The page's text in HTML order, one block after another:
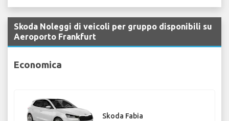
Skoda Noleggi di veicoli per gruppo disponibili su
Aeroporto Frankfurt
Economica
Skoda Fabia